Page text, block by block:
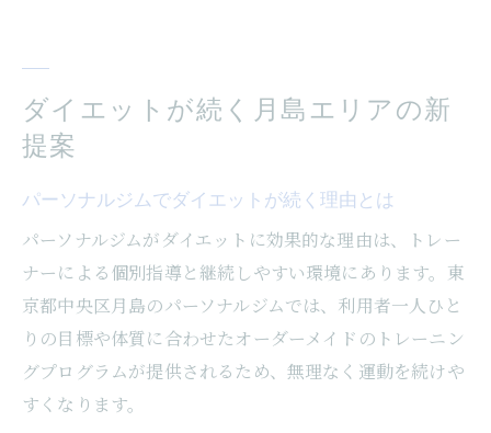
ダイエットが続く月島エリアの新
提案
パーソナルジムでダイエットが続く理由とは
パーソナルジムがダイエットに効果的な理由は、トレー
ナーによる個別指導と継続しやすい環境にあります。東
京都中央区月島のパーソナルジムでは、利用者一人ひと
りの目標や体質に合わせたオーダーメイドのトレーニン
グプログラムが提供されるため、無理なく運動を続けや
すくなります。